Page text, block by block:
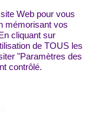
CGUCrédits
Web pour vous
mémorisant vos
cliquant sur
de TOUS les
"Paramètres des
contrôlé.